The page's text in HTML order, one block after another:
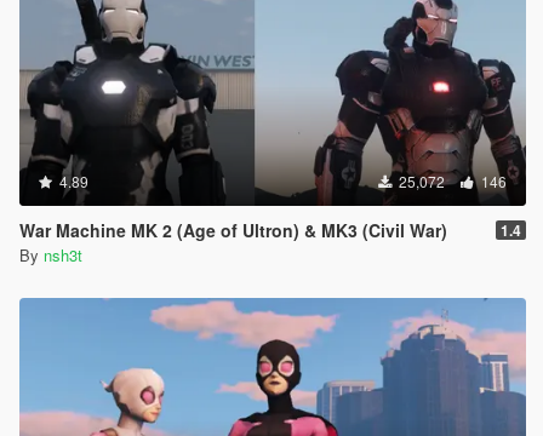
4.89 25,072 146
War Machine MK 2 (Age of Ultron) & MK3 (Civil War) 1.4
By nsh3t